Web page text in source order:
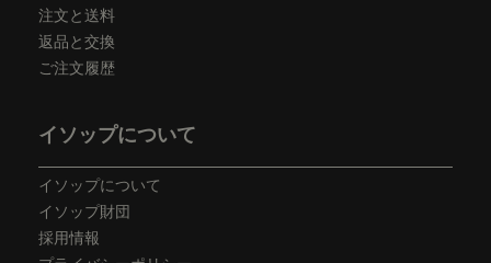
注文と送料
返品と交換
ご注文履歴
イソップについて
イソップについて
イソップ財団
採用情報